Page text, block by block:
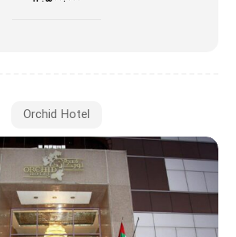
Orchid Hotel